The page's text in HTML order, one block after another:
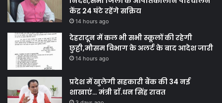
केंद्र 24 घंटे रहेंगे सक्रिय
14 hours ago
देहरादून में कल भी सभी स्कूलों की रहेगी
छुट्टी,मौसम विभाग के अलर्ट के बाद आदेश जारी
14 hours ago
प्रदेश में खुलेगी सहकारी बैंक की 34 नई
शाखाएं… मंत्री डाॅ.धन सिंह रावत